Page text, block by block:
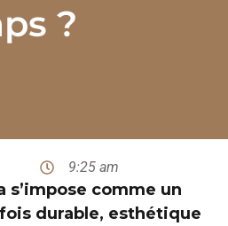
?
9:25 am
s’impose comme un
durable, esthétique